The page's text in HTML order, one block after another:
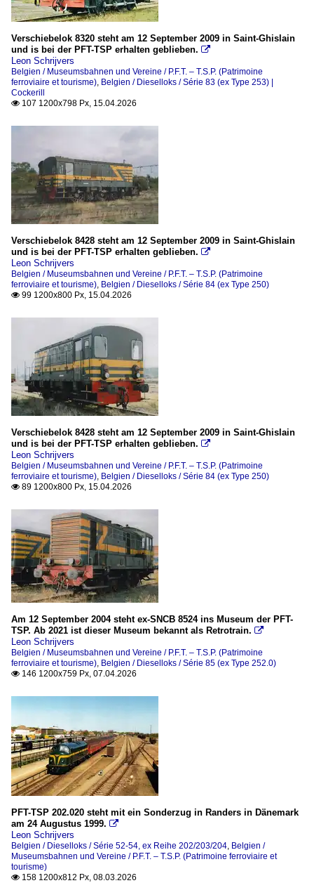
Verschiebelok 8320 steht am 12 September 2009 in Saint-Ghislain
und is bei der PFT-TSP erhalten geblieben. 
Leon Schrijvers
Belgien / Museumsbahnen und Vereine / P.F.T. – T.S.P. (Patrimoine
ferroviaire et tourisme), Belgien / Dieselloks / Série 83 (ex Type 253) |
Cockerill
 107 1200x798 Px, 15.04.2026
Verschiebelok 8428 steht am 12 September 2009 in Saint-Ghislain
und is bei der PFT-TSP erhalten geblieben. 
Leon Schrijvers
Belgien / Museumsbahnen und Vereine / P.F.T. – T.S.P. (Patrimoine
ferroviaire et tourisme), Belgien / Dieselloks / Série 84 (ex Type 250)
 99 1200x800 Px, 15.04.2026
Verschiebelok 8428 steht am 12 September 2009 in Saint-Ghislain
und is bei der PFT-TSP erhalten geblieben. 
Leon Schrijvers
Belgien / Museumsbahnen und Vereine / P.F.T. – T.S.P. (Patrimoine
ferroviaire et tourisme), Belgien / Dieselloks / Série 84 (ex Type 250)
 89 1200x800 Px, 15.04.2026
Am 12 September 2004 steht ex-SNCB 8524 ins Museum der PFT-
TSP. Ab 2021 ist dieser Museum bekannt als Retrotrain. 
Leon Schrijvers
Belgien / Museumsbahnen und Vereine / P.F.T. – T.S.P. (Patrimoine
ferroviaire et tourisme), Belgien / Dieselloks / Série 85 (ex Type 252.0)
 146 1200x759 Px, 07.04.2026
PFT-TSP 202.020 steht mit ein Sonderzug in Randers in Dänemark
am 24 Augustus 1999. 
Leon Schrijvers
Belgien / Dieselloks / Série 52-54, ex Reihe 202/203/204, Belgien /
Museumsbahnen und Vereine / P.F.T. – T.S.P. (Patrimoine ferroviaire et
tourisme)
 158 1200x812 Px, 08.03.2026